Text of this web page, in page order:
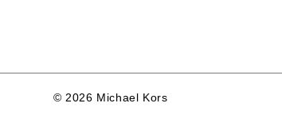
© 2026 Michael Kors